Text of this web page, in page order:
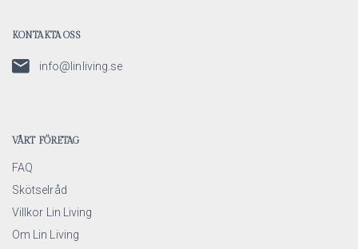
KONTAKTA OSS
info@linliving.se
VÅRT FÖRETAG
FAQ
Skötselråd
Villkor Lin Living
Om Lin Living